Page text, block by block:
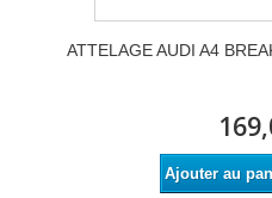
ATTELAGE AUDI A4
Ajouter au